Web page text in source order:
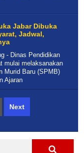
Jabar Dibuka
Jadwal,
- Dinas Pendidikan
mulai melaksanakan
Murid Baru (SPMB)
Ajaran
Next